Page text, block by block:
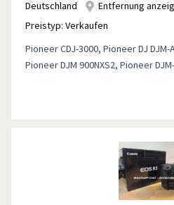
Deutschland
Entfernung
Preistyp: Verkaufen
Pioneer CDJ-3000, Pioneer DJ DJM-
Pioneer DJM 900NXS2, Pioneer